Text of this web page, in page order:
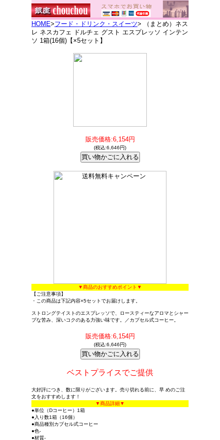
HOME>フード・ドリンク・スイーツ> （まとめ）ネス
レ ネスカフェ ドルチェ グスト エスプレッソ インテン
ソ 1箱(16個)【×5セット】
販売価格:6,154円
(税込:6,646円)
▼商品のおすすめポイント▼
【ご注意事項】
・この商品は下記内容×5セットでお届けします。
ストロングテイストのエスプレッソで、ロースティーなアロマとシャー
プな苦み、深いコクのある力強い味です。／カプセル式コーヒー。
販売価格:6,154円
(税込:6,646円)
ベストプライスでご提供
大好評につき、数に限りがございます。売り切れる前に、早 めのご注
文をおすすめします！
▼商品詳細▼
●単位（Dコーヒー）1箱
●入り数1箱（16個）
●商品種別カプセル式コーヒー
●色-
●材質-